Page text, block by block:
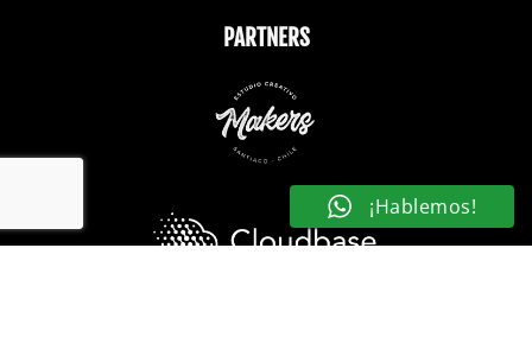
PARTNERS
¡Hablemos!